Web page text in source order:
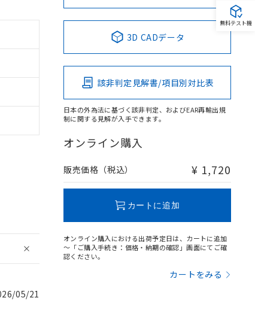
05/21
3D CADデータ
該非判定見解書/項目別対比表
日本の外為法に基づく該非判定、およびEAR再輸出規
制に関する見解が入手できます。
オンライン購入
販売価格（税込） ¥ 1,720
カートに追加
オンライン購入における出荷予定日は、カートに追加
～「ご購入手続き：価格・納期の確認」画面にてご確
認ください。
カートをみる
無料テスト機